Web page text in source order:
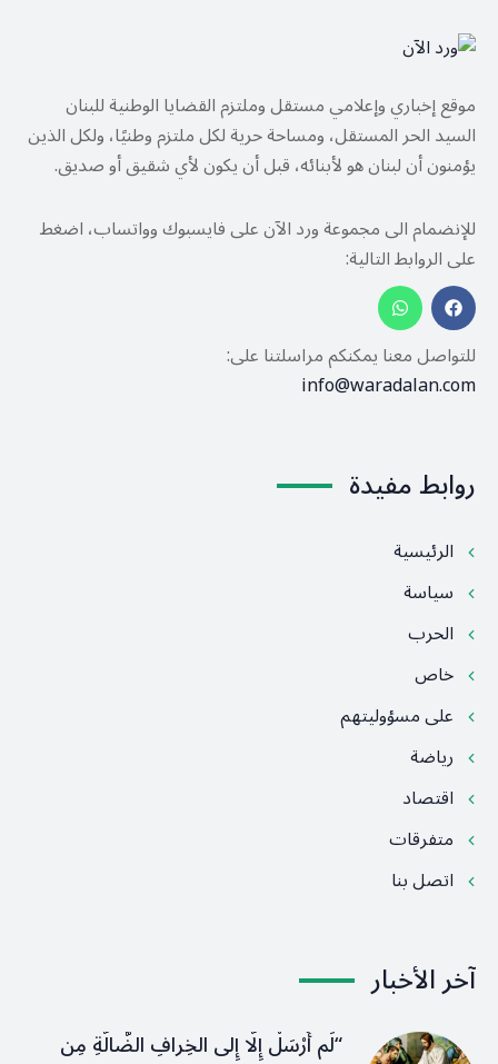
موقع إخباري وإعلامي مستقل وملتزم القضايا الوطنية للبنان
السيد الحر المستقل، ومساحة حرية لكل ملتزم وطنيًا، ولكل الذين
يؤمنون أن لبنان هو لأبنائه، قبل أن يكون لأي شقيق أو صديق.
للإنضمام الى مجموعة ورد الآن على فايسبوك وواتساب، اضغط
على الروابط التالية:
للتواصل معنا يمكنكم مراسلتنا على:
info@waradalan.com
روابط مفيدة
الرئيسية
سياسة
الحرب
خاص
على مسؤوليتهم
رياضة
اقتصاد
متفرقات
اتصل بنا
آخر الأخبار
“لَم أُرْسَلْ إِلَّا إِلى الخِرافِ الضَّالَّةِ مِن